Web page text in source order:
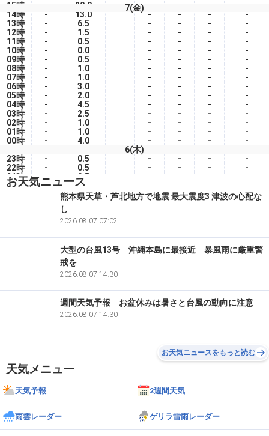
7(金)
15時 20.0
14時
- 13.0 - - -
-
13時
- 6.5 - - -
-
12時
- 1.5 - - -
-
11時
- 0.5 - - -
-
10時
- 0.0 - - -
-
09時
- 0.5 - - -
-
08時
- 1.0 - - -
-
07時
- 1.0 - - -
-
06時
- 3.0 - - -
-
05時
- 2.0 - - -
-
04時
- 4.5 - - -
-
03時
- 2.5 - - -
-
02時
- 1.0 - - -
-
01時
- 1.0 - - -
-
00時
- 4.0 - - -
-
6(木)
23時
- 0.5 - - -
-
22時
- 0.5 - - -
-
21時
- 0.5
20時
- 0.0
4.0 - - -
-
5.0 - -
-
0.0
お天気ニュース
熊本県天草・芦北地方で地震 最大震度3 津波の心配な
し
2026.08.07 07:02
大型の台風13号 沖縄本島に最接近 暴風雨に厳重警
戒を
2026.08.07 14:30
週間天気予報 お盆休みは暑さと台風の動向に注意
2026.08.07 14:30
お天気ニュースをもっと読む
天気メニュー
天気予報 2週間天気
雨雲レーダー ゲリラ雷雨レーダー